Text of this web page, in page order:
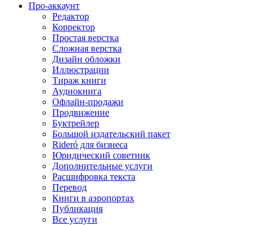
Про-аккаунт
Редактор
Корректор
Простая верстка
Сложная верстка
Дизайн обложки
Иллюстрации
Тираж книги
Аудиокнига
Офлайн-продажи
Продвижение
Буктрейлер
Большой издательский пакет
Rideró для бизнеса
Юридический советник
Дополнительные услуги
Расшифровка текста
Перевод
Книги в аэропортах
Публикация
Все услуги